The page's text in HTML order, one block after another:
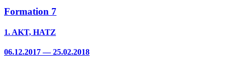
Formation 7
1. AKT, HATZ
06.12.2017 — 25.02.2018